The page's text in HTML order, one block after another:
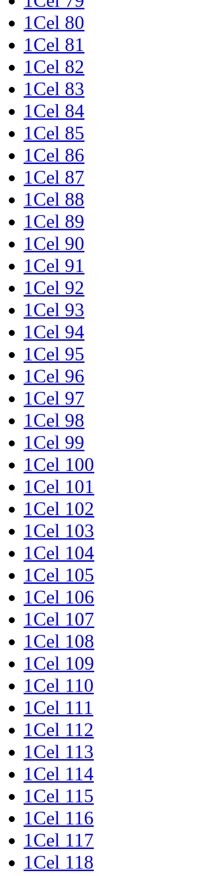
1Cel 80
1Cel 81
1Cel 82
1Cel 83
1Cel 84
1Cel 85
1Cel 86
1Cel 87
1Cel 88
1Cel 89
1Cel 90
1Cel 91
1Cel 92
1Cel 93
1Cel 94
1Cel 95
1Cel 96
1Cel 97
1Cel 98
1Cel 99
1Cel 100
1Cel 101
1Cel 102
1Cel 103
1Cel 104
1Cel 105
1Cel 106
1Cel 107
1Cel 108
1Cel 109
1Cel 110
1Cel 111
1Cel 112
1Cel 113
1Cel 114
1Cel 115
1Cel 116
1Cel 117
1Cel 118